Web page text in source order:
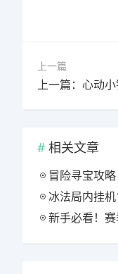
上一篇
上一篇：心动
相关文章
冒险寻宝攻
冰法局内挂机
新手必看！